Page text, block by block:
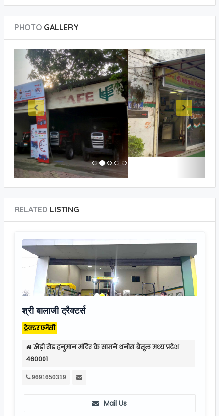
PHOTO GALLERY
RELATEDLISTING
श्री बालाजी ट्रैक्टर्स
ट्रेक्टर एजेंसी
खेड़ी रोड हनुमान मंदिर के सामने धनोरा बैतूल मध्य प्रदेश
9691650319
Send SMS